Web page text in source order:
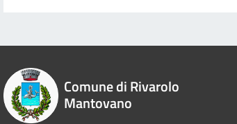
Comune di Rivarolo
Mantovano